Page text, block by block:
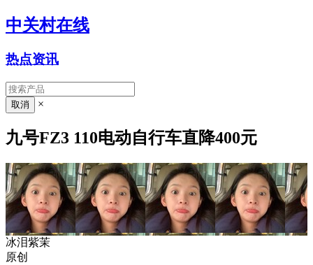
中关村在线
热点资讯
×
九号FZ3 110电动自行车直降400元
冰泪紫茉
原创